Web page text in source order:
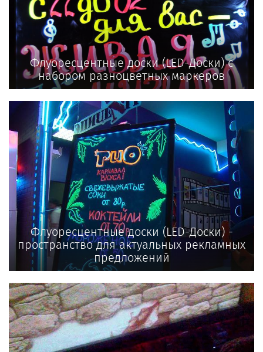
Флуоресцентные доски (LED-Доски) с
набором разноцветных маркеров
Флуоресцентные доски (LED-Доски) -
пространство для актуальных рекламных
предложений